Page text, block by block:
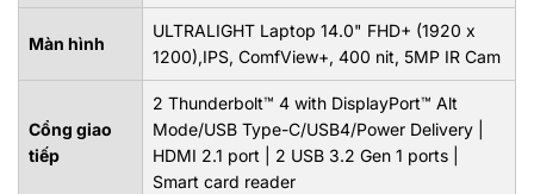
Màn hình
ULTRALIGHT Laptop 14.0" FHD+ (1920 x
1200),IPS, ComfView+, 400 nit, 5MP IR Cam
Cổng giao
tiếp
2 Thunderbolt™ 4 with DisplayPort™ Alt
Mode/USB Type-C/USB4/Power Delivery |
HDMI 2.1 port | 2 USB 3.2 Gen 1 ports |
Smart card reader